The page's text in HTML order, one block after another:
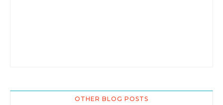
OTHER BLOG POSTS